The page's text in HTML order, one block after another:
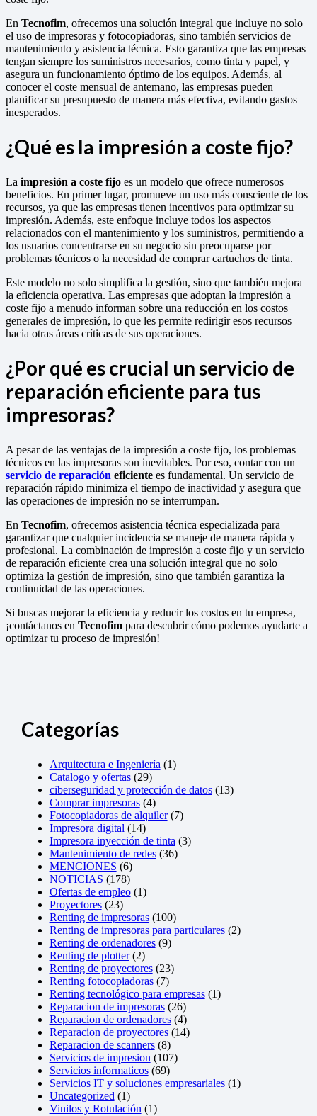
En Tecnofim, ofrecemos una solución integral que incluye no solo
el uso de impresoras y fotocopiadoras, sino también servicios de
mantenimiento y asistencia técnica. Esto garantiza que las empresas
tengan siempre los suministros necesarios, como tinta y papel, y
asegura un funcionamiento óptimo de los equipos. Además, al
conocer el coste mensual de antemano, las empresas pueden
planificar su presupuesto de manera más efectiva, evitando gastos
inesperados.
¿Qué es la impresión a coste fijo?
La impresión a coste fijo es un modelo que ofrece numerosos
beneficios. En primer lugar, promueve un uso más consciente de los
recursos, ya que las empresas tienen incentivos para optimizar su
impresión. Además, este enfoque incluye todos los aspectos
relacionados con el mantenimiento y los suministros, permitiendo a
los usuarios concentrarse en su negocio sin preocuparse por
problemas técnicos o la necesidad de comprar cartuchos de tinta.
Este modelo no solo simplifica la gestión, sino que también mejora
la eficiencia operativa. Las empresas que adoptan la impresión a
coste fijo a menudo informan sobre una reducción en los costos
generales de impresión, lo que les permite redirigir esos recursos
hacia otras áreas críticas de sus operaciones.
¿Por qué es crucial un servicio de
reparación eficiente para tus
impresoras?
A pesar de las ventajas de la impresión a coste fijo, los problemas
técnicos en las impresoras son inevitables. Por eso, contar con un
servicio de reparación eficiente es fundamental. Un servicio de
reparación rápido minimiza el tiempo de inactividad y asegura que
las operaciones de impresión no se interrumpan.
En Tecnofim, ofrecemos asistencia técnica especializada para
garantizar que cualquier incidencia se maneje de manera rápida y
profesional. La combinación de impresión a coste fijo y un servicio
de reparación eficiente crea una solución integral que no solo
optimiza la gestión de impresión, sino que también garantiza la
continuidad de las operaciones.
Si buscas mejorar la eficiencia y reducir los costos en tu empresa,
¡contáctanos en Tecnofim para descubrir cómo podemos ayudarte a
optimizar tu proceso de impresión!
Categorías
Arquitectura e Ingeniería (1)
Catalogo y ofertas(29)
ciberseguridad y protección de datos(13)
Comprar impresoras(4)
Fotocopiadoras de alquiler(7)
Impresora digital (14)
Impresora inyección de tinta (3)
Mantenimiento de redes(36)
MENCIONES (6)
NOTICIAS (178)
Ofertas de empleo(1)
Proyectores(23)
Renting de impresoras(100)
Renting de impresoras para particulares(2)
Renting de ordenadores(9)
Renting de plotter(2)
Renting de proyectores(23)
Renting fotocopiadoras(7)
Renting tecnológico para empresas(1)
Reparacion de impresoras(26)
Reparacion de ordenadores(4)
Reparacion de proyectores(14)
Reparacion de scanners(8)
Servicios de impresion (107)
Servicios informaticos(69)
Servicios IT y soluciones empresariales(1)
Uncategorized (1)
Vinilos y Rotulación (1)